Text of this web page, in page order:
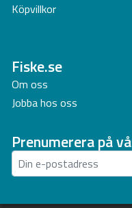
Köpvillkor
Fiske.se
Om oss
Jobba hos oss
Prenumerera på